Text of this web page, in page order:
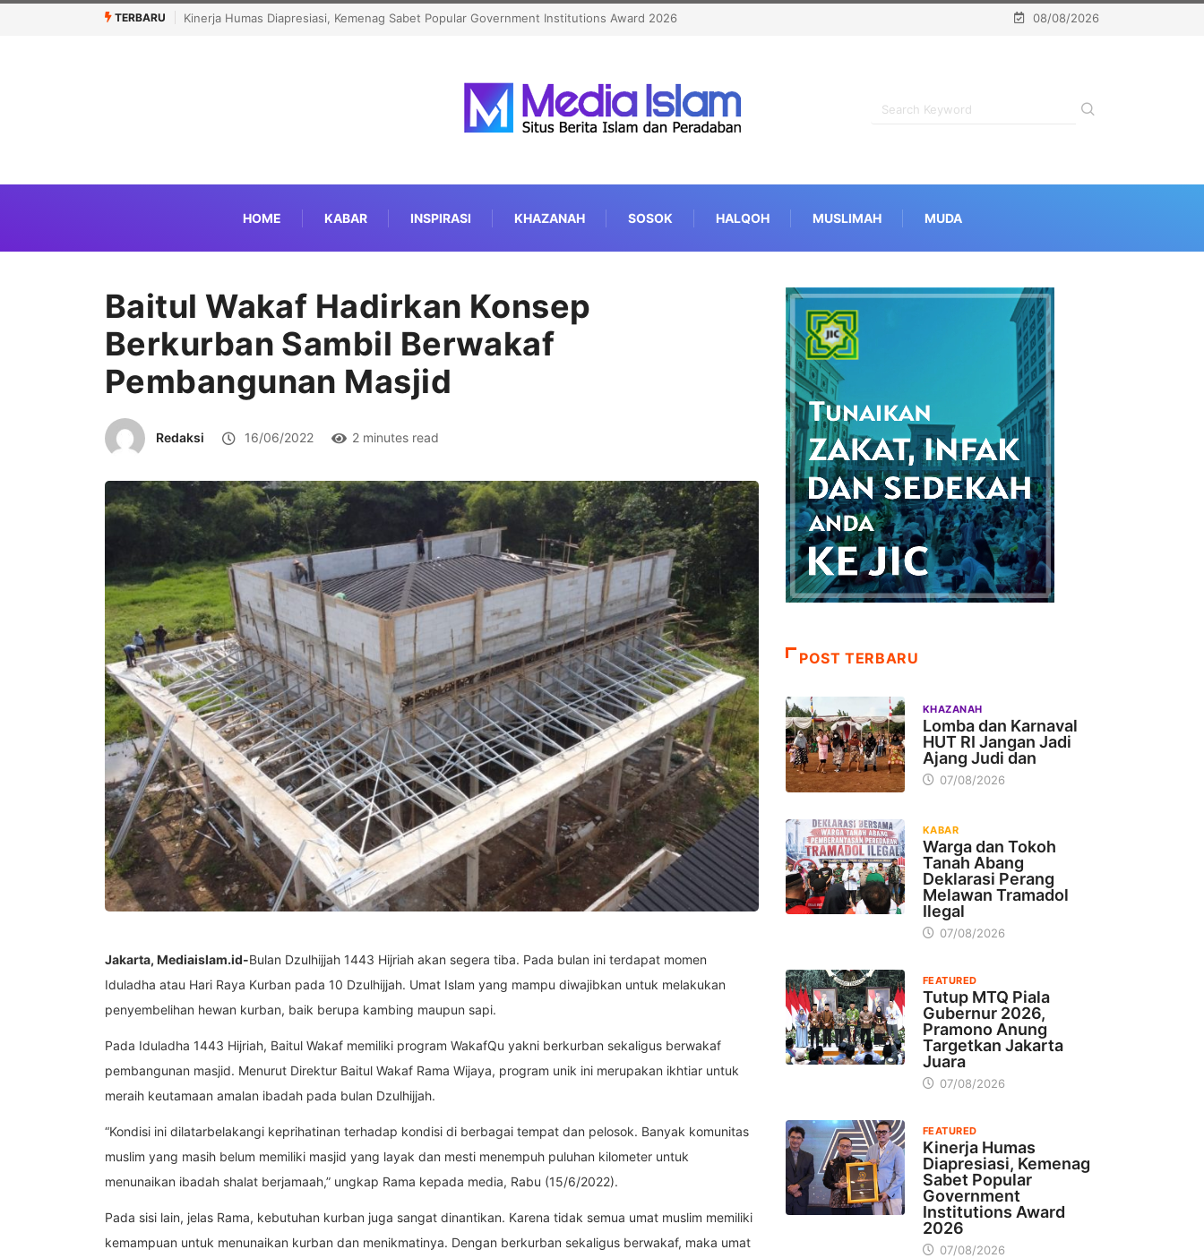
TERBARU
Government Institutions Award 2026Menhaj: IKLHI 2026 Bukti Layanan Haji Kian Berkualitas 08/08/2026
HOME KABAR INSPIRASI KHAZANAH SOSOK HALQOH MUSLIMAH MUDA
Baitul Wakaf Hadirkan Konsep
Berkurban Sambil Berwakaf
Pembangunan Masjid
Redaksi 16/06/2022 2 minutes read
Jakarta, Mediaislam.id-Bulan Dzulhijjah 1443 Hijriah akan segera tiba. Pada bulan ini terdapat momen
Iduladha atau Hari Raya Kurban pada 10 Dzulhijjah. Umat Islam yang mampu diwajibkan untuk melakukan
penyembelihan hewan kurban, baik berupa kambing maupun sapi.
Pada Iduladha 1443 Hijriah, Baitul Wakaf memiliki program WakafQu yakni berkurban sekaligus berwakaf
pembangunan masjid. Menurut Direktur Baitul Wakaf Rama Wijaya, program unik ini merupakan ikhtiar untuk
meraih keutamaan amalan ibadah pada bulan Dzulhijjah.
“Kondisi ini dilatarbelakangi keprihatinan terhadap kondisi di berbagai tempat dan pelosok. Banyak komunitas
muslim yang masih belum memiliki masjid yang layak dan mesti menempuh puluhan kilometer untuk
menunaikan ibadah shalat berjamaah,” ungkap Rama kepada media, Rabu (15/6/2022).
Pada sisi lain, jelas Rama, kebutuhan kurban juga sangat dinantikan. Karena tidak semua umat muslim memiliki
kemampuan untuk menunaikan kurban dan menikmatinya. Dengan berkurban sekaligus berwakaf, maka umat
POST TERBARU
KHAZANAH
Lomba dan Karnaval
HUT RI Jangan Jadi
Ajang Judi dan
07/08/2026
KABAR
Warga dan Tokoh
Tanah Abang
Deklarasi Perang
Melawan Tramadol
Ilegal
07/08/2026
FEATURED
Tutup MTQ Piala
Gubernur 2026,
Pramono Anung
Targetkan Jakarta
Juara
07/08/2026
FEATURED
Kinerja Humas
Diapresiasi, Kemenag
Sabet Popular
Government
Institutions Award
2026
07/08/2026